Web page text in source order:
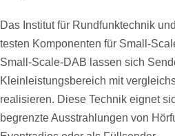
Das Institut für Rundfunktechnik
testen Komponenten für Small-
Small-Scale-DAB lassen sich
Kleinleistungsbereich mit
realisieren. Diese Technik eignet
begrenzte Ausstrahlungen von